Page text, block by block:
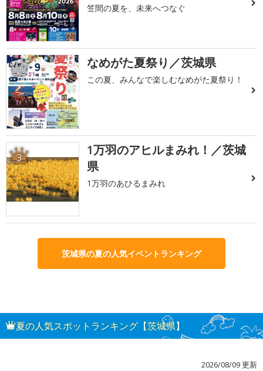
笠間の夏を、未来へつなぐ
2 なめがた夏祭り／茨城県
この夏、みんなで楽しむなめがた夏祭り！
3
1万羽のアヒルまみれ！／茨城
県
1万羽のあひるまみれ
茨城県の夏の人気イベントランキング
夏の人気スポットランキング【茨城県】
2026/08/09 更新